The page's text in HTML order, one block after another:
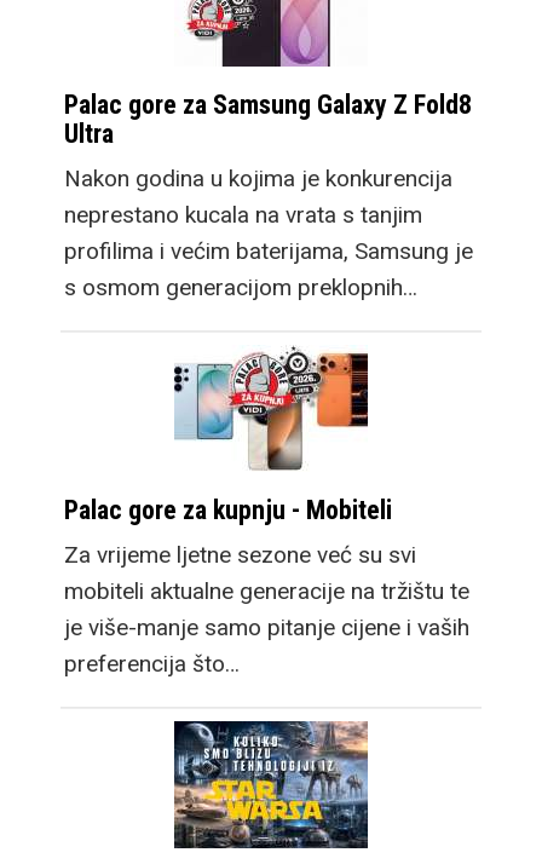
Palac gore za Samsung Galaxy Z Fold8
Ultra
Nakon godina u kojima je konkurencija
neprestano kucala na vrata s tanjim
profilima i većim baterijama, Samsung je
s osmom generacijom preklopnih…
Palac gore za kupnju - Mobiteli
Za vrijeme ljetne sezone već su svi
mobiteli aktualne generacije na tržištu te
je više-manje samo pitanje cijene i vaših
preferencija što…